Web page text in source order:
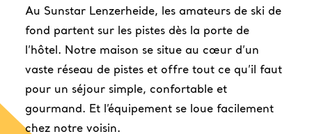
Au Sunstar Lenzerheide, les amateurs de ski de
fond partent sur les pistes dès la porte de
l’hôtel. Notre maison se situe au cœur d’un
vaste réseau de pistes et offre tout ce qu’il faut
pour un séjour simple, confortable et
gourmand. Et l’équipement se loue facilement
chez notre voisin.